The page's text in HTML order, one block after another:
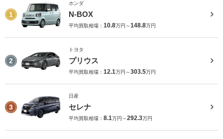
1
ホンダ
N-BOX
平均買取相場： 10.8万円～148.8万円
2
トヨタ
プリウス
平均買取相場： 12.1万円～303.5万円
3
日産
セレナ
平均買取相場： 8.1万円～292.3万円